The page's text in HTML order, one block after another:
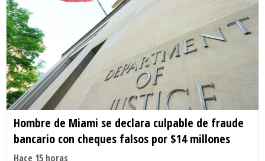
Hombre de Miami se declara culpable de fraude
bancario con cheques falsos por $14 millones
Hace 15 horas